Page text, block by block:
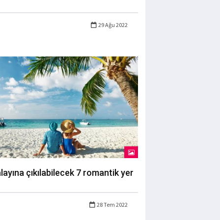
29 Ağu 2022
çıkılabilecek 7 romantik yer
28 Tem 2022